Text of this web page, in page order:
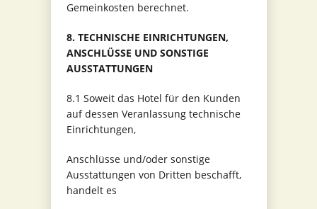
Gemeinkosten berechnet.
8. TECHNISCHE EINRICHTUNGEN,
ANSCHLÜSSE UND SONSTIGE
AUSSTATTUNGEN
8.1 Soweit das Hotel für den Kunden
auf dessen Veranlassung technische
Einrichtungen,
Anschlüsse und/oder sonstige
Ausstattungen von Dritten beschafft,
handelt es